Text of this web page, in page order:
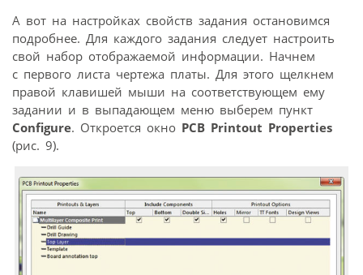
А вот на настройках свойств задания остановимся
подробнее. Для каждого задания следует настроить
свой набор отображаемой информации. Начнем
с первого листа чертежа платы. Для этого щелкнем
правой клавишей мыши на соответствующем ему
задании и в выпадающем меню выберем пункт
Configure. Откроется окно PCB Printout Properties
(рис. 9).